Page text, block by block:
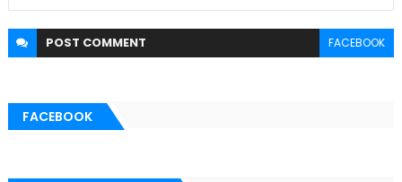
POST COMMENT FACEBOOK
FACEBOOK